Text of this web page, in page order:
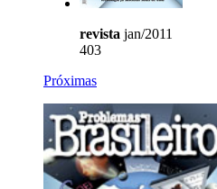
revista jan/2011
403
Próximas